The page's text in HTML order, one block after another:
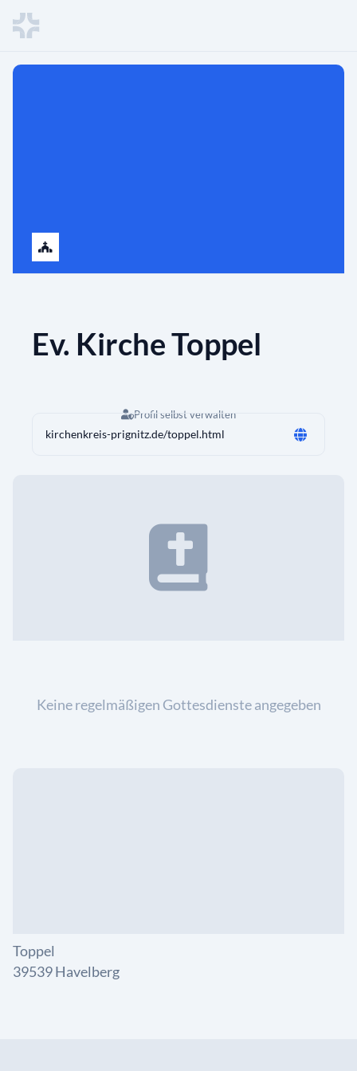
Ev. Kirche Toppel
Profil selbst verwalten
kirchenkreis-prignitz.de/toppel.html
Keine regelmäßigen Gottesdienste angegeben
Toppel
39539 Havelberg